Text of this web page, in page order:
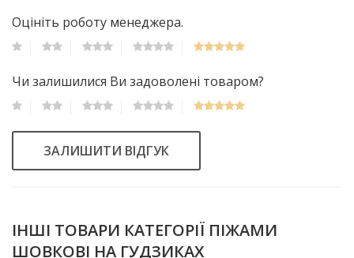
Оцініть роботу менеджера.
Чи залишилися Ви задоволені товаром?
ЗАЛИШИТИ ВІДГУК
ІНШІ ТОВАРИ КАТЕГОРІЇ ПІЖАМИ
ШОВКОВІ НА ГУДЗИКАХ